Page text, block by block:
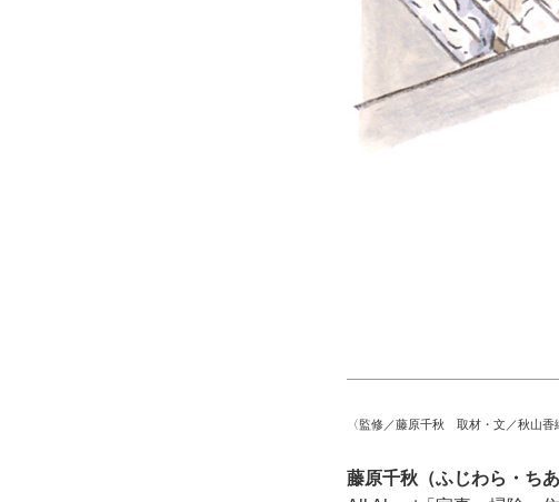
〈監修／藤原千秋 取材・文／秋山
藤原千秋（ふじわら・ちあ